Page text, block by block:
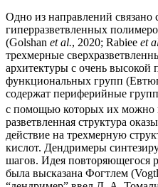
Одно из направлений связано
гиперразветвленных
(Golshan et al., 2020; Rabiee et
трехмерные
архитектуры с очень высокой
функциональных групп
содержат периферийные
с помощью которых их можно
разветвленная структура
действие на трехмерную
кислот. Дендримеры
шагов. Идея повторяющегося
была высказана Фогтлем